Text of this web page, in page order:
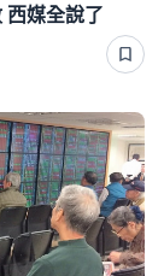
西媒全說了